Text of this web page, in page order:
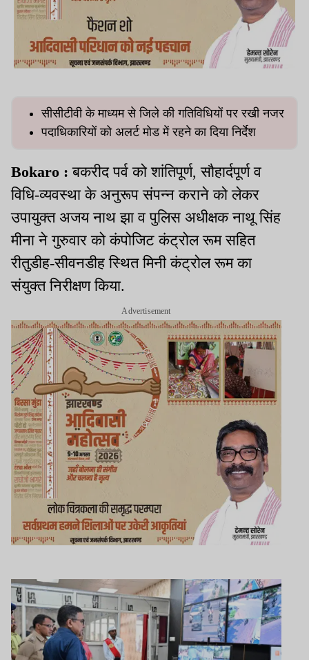
सीसीटीवी के माध्यम से जिले की गतिविधियों पर रखी नजर
पदाधिकारियों को अलर्ट मोड में रहने का दिया निर्देश
Bokaro :बकरीद पर्व को शांतिपूर्ण, सौहार्दपूर्ण व
विधि-व्यवस्था के अनुरूप संपन्न कराने को लेकर
उपायुक्त अजय नाथ झा व पुलिस अधीक्षक नाथू सिंह
मीना ने गुरुवार को कंपोजिट कंट्रोल रूम सहित
रीतुडीह-सीवनडीह स्थित मिनी कंट्रोल रूम का
संयुक्त निरीक्षण किया.
Advertisement